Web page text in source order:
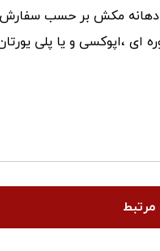
دهانه مکش بر حسب سفارش
ای ،اپوکسی و یا پلی